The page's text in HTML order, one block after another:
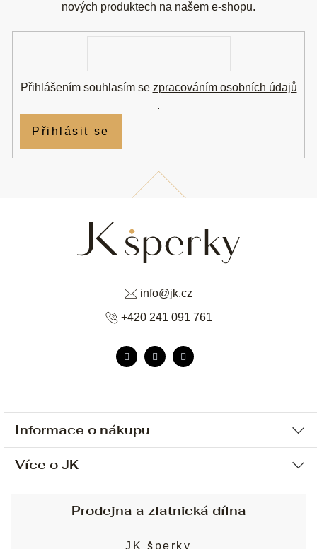
Informace o nákupu
Ochrana osobních údajů
Sjednání osobní schůzky
Obchodní podmínky
Více o JK
info@jk.cz
+420 241 091 761
nových produktech na našem e-shopu.
Přihlášením souhlasím se zpracováním osobních údajů
.
Přihlásit se
Prodejna a zlatnická dílna
JK šperky